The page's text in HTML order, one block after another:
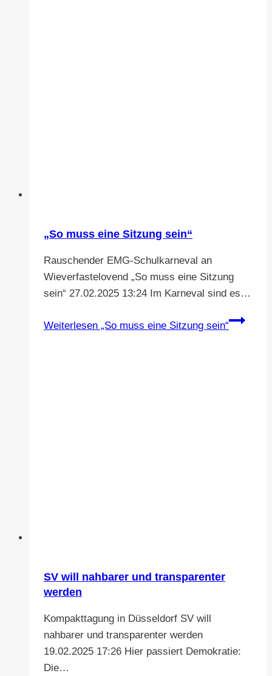
„So muss eine Sitzung sein“
Rauschender EMG-Schulkarneval an
Wieverfastelovend „So muss eine Sitzung
sein“ 27.02.2025 13:24 Im Karneval sind es…
Weiterlesen „So muss eine Sitzung sein“
SV will nahbarer und transparenter
werden
Kompakttagung in Düsseldorf SV will
nahbarer und transparenter werden
19.02.2025 17:26 Hier passiert Demokratie:
Die…